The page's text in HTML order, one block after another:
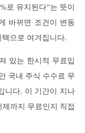
로 유지된다”는 뜻이
바뀌면 조건이 변동
으로 여겨집니다.
있는 한시적 무료입
국내 주식 수수료 무
니다. 이 기간이 지나
까지 무료인지 직접